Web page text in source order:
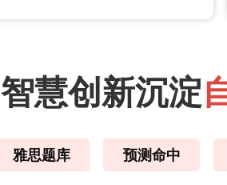
智慧创新沉淀
雅思题库 预测命中